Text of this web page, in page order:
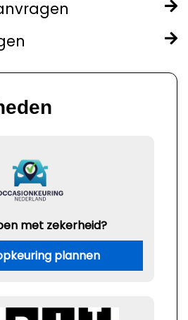
met zekerheid?
plannen